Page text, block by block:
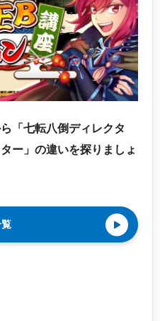
「七転八倒ディレクタ
ー」の違いを探りましょ